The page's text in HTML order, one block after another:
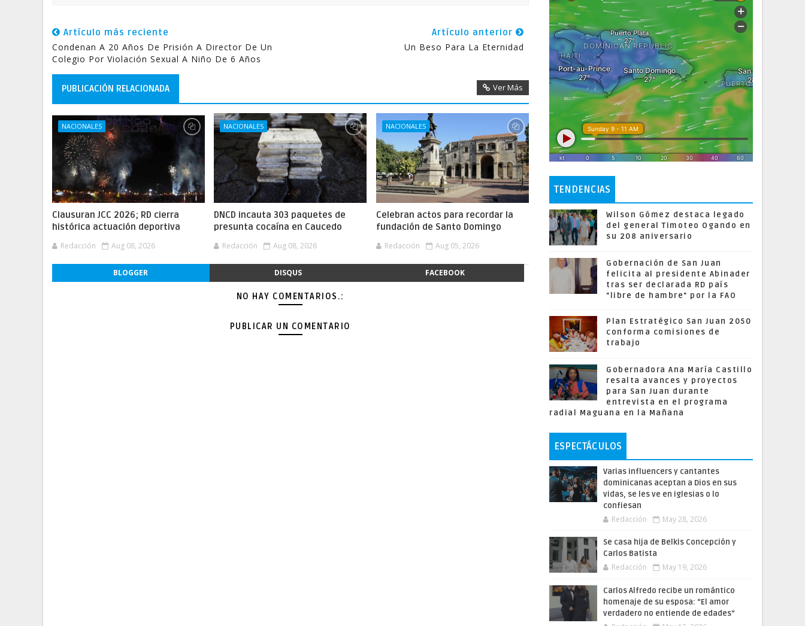
Artículo más reciente
Condenan A 20 Años De Prisión A Director De Un
Colegio Por Violación Sexual A Niño De 6 Años
Artículo anterior
Un Beso Para La Eternidad
PUBLICACIÓN RELACIONADA Ver Más
NACIONALES
Clausuran JCC 2026; RD cierra
histórica actuación deportiva
Redacción Aug 08, 2026
NACIONALES
DNCD incauta 303 paquetes de
presunta cocaína en Caucedo
Redacción Aug 08, 2026
NACIONALES
Celebran actos para recordar la
fundación de Santo Domingo
Redacción Aug 05, 2026
BLOGGER DISQUS FACEBOOK
NO HAY COMENTARIOS.:
PUBLICAR UN COMENTARIO
TENDENCIAS
Wilson Gómez destaca legado
del general Timoteo Ogando en
su 208 aniversario
Gobernación de San Juan
felicita al presidente Abinader
tras ser declarada RD país
"libre de hambre" por la FAO
Plan Estratégico San Juan 2050
conforma comisiones de
trabajo
Gobernadora Ana María Castillo
resalta avances y proyectos
para San Juan durante
entrevista en el programa
radial Maguana en la Mañana
ESPECTÁCULOS
Varias influencers y cantantes
dominicanas aceptan a Dios en sus
vidas, se les ve en iglesias o lo
confiesan
Redacción May 28, 2026
Se casa hija de Belkis Concepción y
Carlos Batista
Redacción May 19, 2026
Carlos Alfredo recibe un romántico
homenaje de su esposa: “El amor
verdadero no entiende de edades”